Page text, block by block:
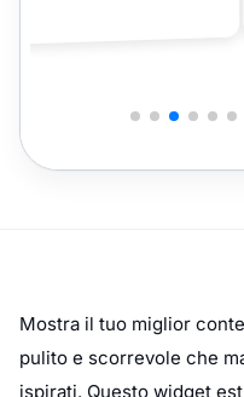
Mostra il tuo miglior
pulito e scorrevole che
ispirati. Questo widget